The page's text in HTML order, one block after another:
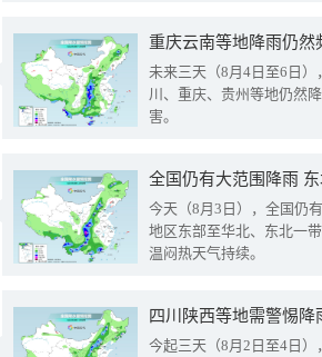
重庆云南等地降雨仍然
未来三天（8月4日至6日
川、重庆、贵州等地仍然
害。
全国仍有大范围降雨
今天（8月3日），全国仍
地区东部至华北、东北一
温闷热天气持续。
今起三天（8月2日至4日